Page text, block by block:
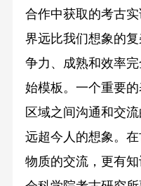
合作中获取的考古
界远比我们想象的
争力、成熟和效率
始模板。一个重要
区域之间沟通和交
远超今人的想象。
物质的交流，更有